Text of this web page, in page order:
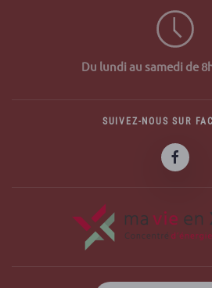
Du lundi au samedi de
SUIVEZ-NOUS SUR